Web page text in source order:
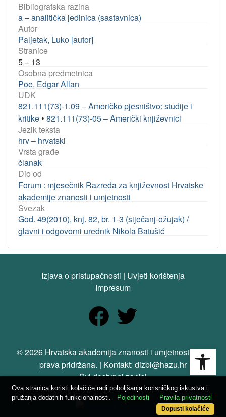
Bibliografska razina
a – analitička jedinica (sastavnica)
Autor
Paljetak, Luko [autor]
Stranice
5 – 13
Osobna predmetnica
Poe, Edgar Allan
UDK
821.111(73)-1.09 – Američko pjesništvo: studije i
kritike • 821.111(73)-05 – Američki književnici
Jezik teksta
hrv – hrvatski
Vrsta građe
članak
Dio od
Forum : mjesečnik Razreda za književnost Hrvatske
akademije znanosti i umjetnosti
Svezak
God. 49(2010), knj. 82, br. 1-3 (siječanj-ožujak) /
glavni i odgovorni urednik Nikola Batušić
Izjava o pristupačnosti | Uvjeti korištenja
Impresum
© 2026 Hrvatska akademija znanosti i umjetnosti. Sva
prava pridržana. | Kontakt: dizbi@hazu.hr
Svi dostupni zapisi
Ova stranica koristi kolačiće radi poboljšanja korisničkog iskustva i
pružanja dodatnih funkcionalnosti.
Pojedinosti Pravila privatnosti
Dopusti kolačiće